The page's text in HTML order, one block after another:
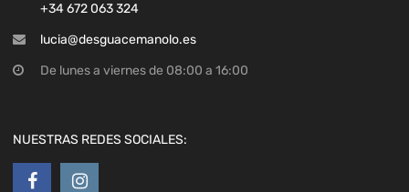
+34 672 063 324
lucia@desguacemanolo.es
De lunes a viernes de 08:00 a 16:00
NUESTRAS REDES SOCIALES: